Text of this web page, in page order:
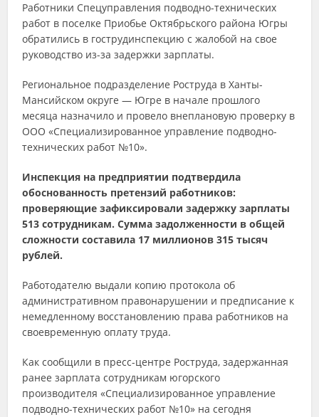
Работники Спецуправления подводно-технических
работ в поселке Приобье Октябрьского района Югры
обратились в гострудинспекцию с жалобой на свое
руководство из-за задержки зарплаты.
Региональное подразделение Роструда в Ханты-
Мансийском округе — Югре в начале прошлого
месяца назначило и провело внеплановую проверку в
ООО «Специализированное управление подводно-
технических работ №10».
Инспекция на предприятии подтвердила
обоснованность претензий работников:
проверяющие зафиксировали задержку зарплаты
513 сотрудникам. Сумма задолженности в общей
сложности составила 17 миллионов 315 тысяч
рублей.
Работодателю выдали копию протокола об
административном правонарушении и предписание к
немедленному восстановлению права работников на
своевременную оплату труда.
Как сообщили в пресс-центре Роструда, задержанная
ранее зарплата сотрудникам югорского
производителя «Специализированное управление
подводно-технических работ №10» на сегодня